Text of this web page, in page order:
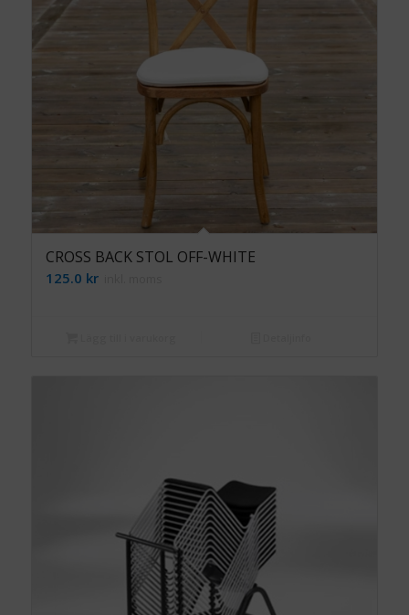
CROSS BACK STOL OFF-WHITE
125.0 krinkl. moms